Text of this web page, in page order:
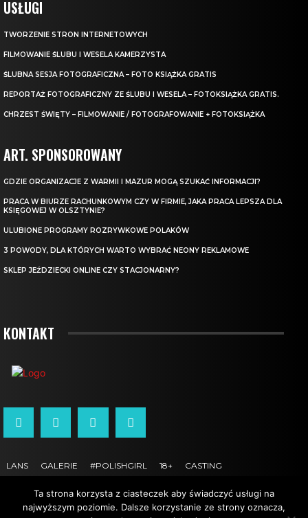
USŁUGI
TWORZENIE STRON INTERNETOWYCH
FILMOWANIE ŚLUBU I WESELA KAMERZYSTA
ŚLUBNA SESJA FOTOGRAFICZNA – FOTO KSIĄŻKA GRATIS
REPORTAŻ FOTOGRAFICZNY ZE ŚLUBU I WESELA – FOTOKSIĄŻKA GRATIS.
CHRZEST ŚWIĘTY – FILMOWANIE / FOTOGRAFOWANIE + FOTOKSIĄŻKA
ART. SPONSOROWANY
GDZIE ORGANIZACJE Z WARMII I MAZUR MOGĄ SZUKAĆ INFORMACJI?
PRACA W BIURZE RACHUNKOWYM CZY W FIRMIE, JAKA PRACA LEPSZA DLA
KSIĘGOWEJ W OLSZTYNIE?
ULUBIONE PROGRAMY ROZRYWKOWE POLAKÓW
3 POWODY, DLA KTÓRYCH WARTO WYBRAĆ NEONY REKLAMOWE
SKLEP JEŹDZIECKI ONLINE CZY STACJONARNY?
KONTAKT
LANS GALERIE #POLISHGIRL 18+ CASTING
OLSZTYN DAWNIEJ KONTAKT USŁUGI
Strona używa plików cookie. Korzystanie ze strony oznacza
Ta strona korzysta z ciasteczek aby świadczyć usługi na
najwyższym poziomie. Dalsze korzystanie ze strony oznacza,